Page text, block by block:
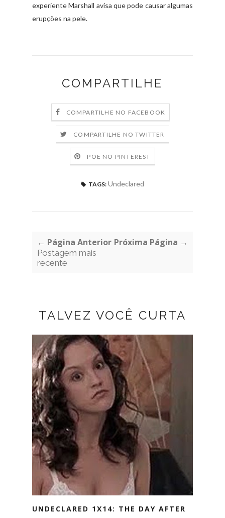
experiente Marshall avisa que pode causar algumas
erupções na pele.
COMPARTILHE
COMPARTILHE NO FACEBOOK
COMPARTILHE NO TWITTER
PÕE NO PINTEREST
TAGS: Undeclared
← Página Anterior
Postagem mais
recente
Próxima Página →
TALVEZ VOCÊ CURTA
UNDECLARED 1X14: THE DAY AFTER